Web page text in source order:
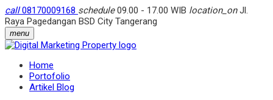
call08170009168 schedule09.00 - 17.00 WIB location_onJl.
Raya Pagedangan BSD City Tangerang
menu
Home
Portofolio
Artikel Blog